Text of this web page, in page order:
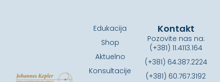
Edukacija
Shop
Aktuelno
Konsultacije
Kontakt
Pozovite nas na:
(+381) 11.4113.164
(+381) 64.387.2224
(+381) 60.767.3192